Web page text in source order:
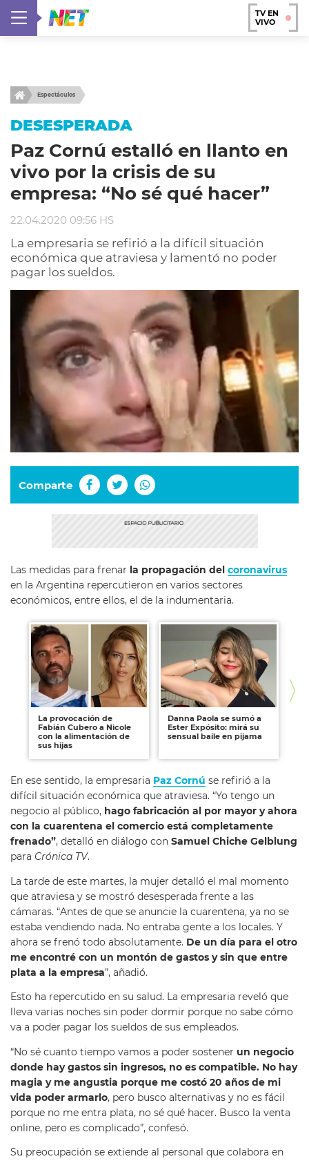
TV EN
VIVO
Espectáculos
DESESPERADA
Paz Cornú estalló en llanto en
vivo por la crisis de su
empresa: “No sé qué hacer”
22.04.2020 09:56 HS
La empresaria se refirió a la difícil situación
económica que atraviesa y lamentó no poder
pagar los sueldos.
Comparte
Las medidas para frenar la propagación del coronavirus
en la Argentina repercutieron en varios sectores
económicos, entre ellos, el de la indumentaria.
La provocación de
Fabián Cubero a Nicole
con la alimentación de
sus hijas
Danna Paola se sumó a
Ester Expósito: mirá su
sensual baile en pijama
En ese sentido, la empresaria Paz Cornú se refirió a la
difícil situación económica que atraviesa. “Yo tengo un
negocio al público, hago fabricación al por mayor y ahora
con la cuarentena el comercio está completamente
frenado”, detalló en diálogo con Samuel Chiche Gelblung
para Crónica TV.
La tarde de este martes, la mujer detalló el mal momento
que atraviesa y se mostró desesperada frente a las
cámaras. “Antes de que se anuncie la cuarentena, ya no se
estaba vendiendo nada. No entraba gente a los locales. Y
ahora se frenó todo absolutamente. De un día para el otro
me encontré con un montón de gastos y sin que entre
plata a la empresa”, añadió.
Esto ha repercutido en su salud. La empresaria reveló que
lleva varias noches sin poder dormir porque no sabe cómo
va a poder pagar los sueldos de sus empleados.
“No sé cuanto tiempo vamos a poder sostener un negocio
donde hay gastos sin ingresos, no es compatible. No hay
magia y me angustia porque me costó 20 años de mi
vida poder armarlo, pero busco alternativas y no es fácil
porque no me entra plata, no sé qué hacer. Busco la venta
online, pero es complicado”, confesó.
Su preocupación se extiende al personal que colabora en